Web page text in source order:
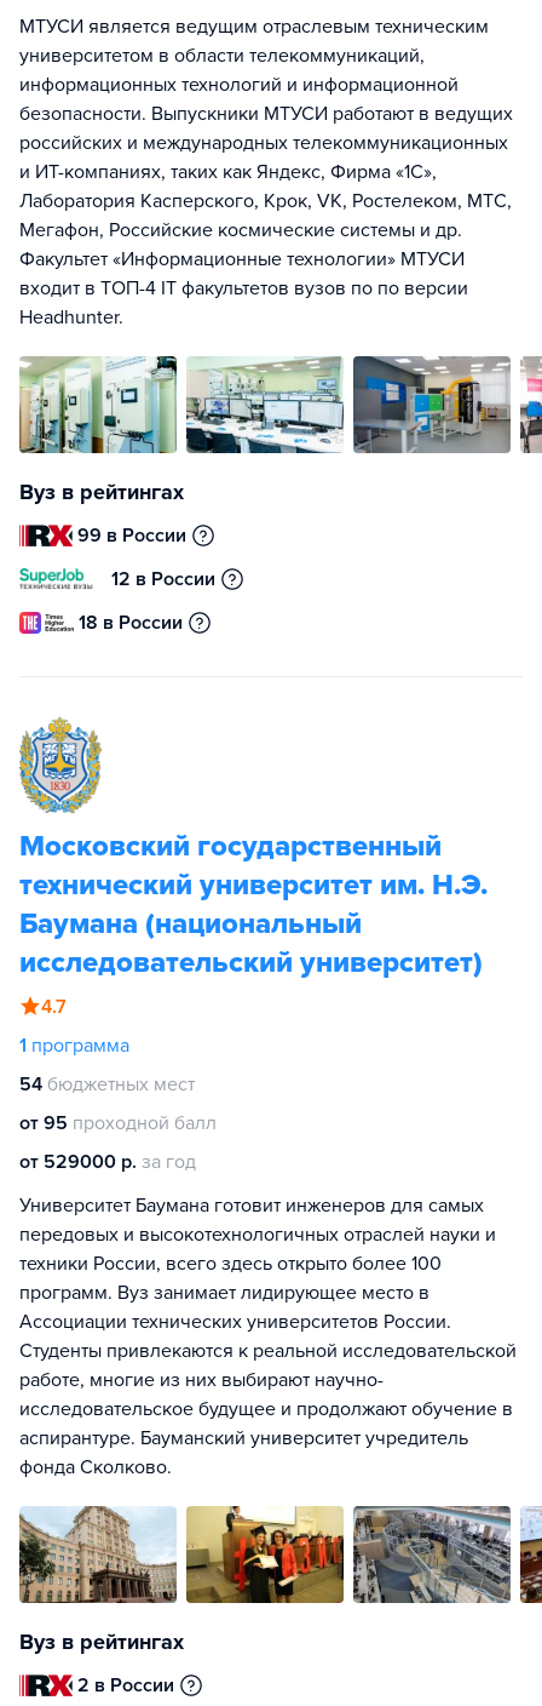
МТУСИ является ведущим отраслевым техническим
университетом в области телекоммуникаций,
информационных технологий и информационной
безопасности. Выпускники МТУСИ работают в ведущих
российских и международных телекоммуникационных
и ИТ-компаниях, таких как Яндекс, Фирма «1С»,
Лаборатория Касперского, Крок, VK, Ростелеком, МТС,
Мегафон, Российские космические системы и др.
Факультет «Информационные технологии» МТУСИ
входит в ТОП-4 IT факультетов вузов по по версии
Headhunter.
Вуз в рейтингах
99 в России
12 в России
18 в России
Московский государственный
технический университет им. Н.Э.
Баумана (национальный
исследовательский университет)
4.7
1 программа
54 бюджетных мест
от 95 проходной балл
от 529000 р. за год
Университет Баумана готовит инженеров для самых
передовых и высокотехнологичных отраслей науки и
техники России, всего здесь открыто более 100
программ. Вуз занимает лидирующее место в
Ассоциации технических университетов России.
Студенты привлекаются к реальной исследовательской
работе, многие из них выбирают научно-
исследовательское будущее и продолжают обучение в
аспирантуре. Бауманский университет учредитель
фонда Сколково.
Вуз в рейтингах
2 в России